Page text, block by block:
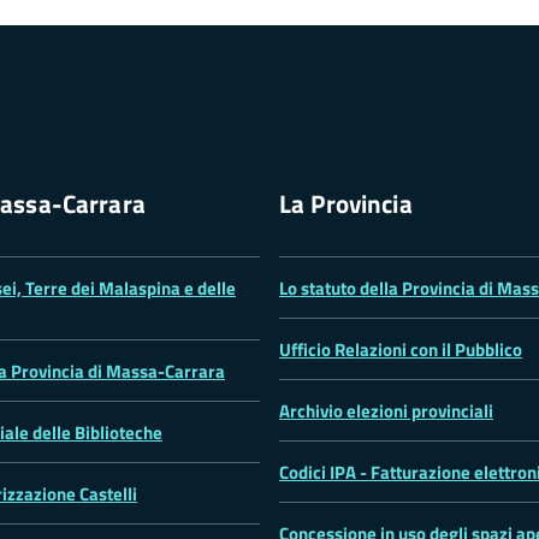
Carrara
Terre dei Malaspina e delle
Provincia di Massa-Carrara
delle Biblioteche
Castelli
La Provincia
Lo statuto della Provincia di
Ufficio Relazioni con il Pubblico
Archivio elezioni provinciali
Codici IPA - Fatturazione
Concessione in uso degli spazi